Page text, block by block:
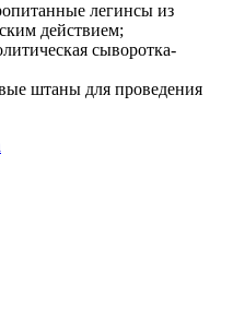
легинсы из
действием;
сыворотка-
штаны для проведения